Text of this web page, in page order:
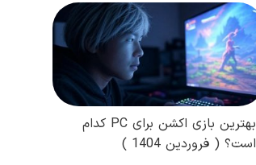
بهترین بازی اکشن برای PC کدام
است؟ ( فروردین 1404 )